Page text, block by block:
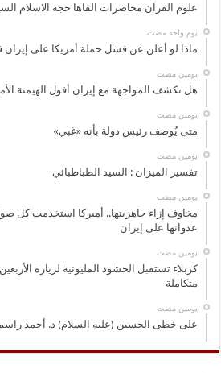
علوم القرآن محاضرات القاها حجة الاسلام
‏يوم واحد مضت
ماذا لو أعلن عن فشل حملة أمريكا على إيران
‏يومين مضت
هل تكشف المواجهة مع إيران أفول الهيمنة
‏يومين مضت
متى يُوصف رئيس دولة بأنه «غبي»
‏يومين مضت
تفسير الميزان : السيد الطباطبائي
‏يومين مضت
مخاوف إزاء جاهزيتها.. أميركا استخدمت كل
عدوانها على إيران
‏يومين مضت
كربلاء تستقبل الحشود المليونية لزيارة
متكاملة
‏يومين مضت
على خطى الحسين (عليه السلام) د. أحمد